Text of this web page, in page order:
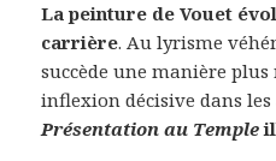
La peinture de Vouet
carrière. Au lyrisme
succède une manière
inflexion décisive dans les
Présentation au Temple